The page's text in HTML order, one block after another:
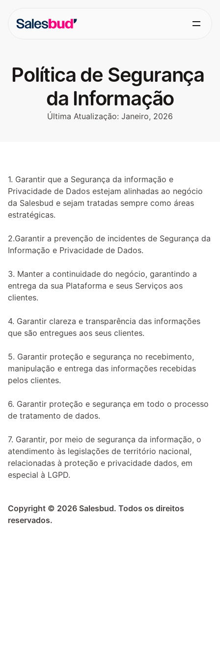
Política de Segurança
da Informação
Última Atualização: Janeiro, 2026
1. Garantir que a Segurança da informação e
Privacidade de Dados estejam alinhadas ao negócio
da Salesbud e sejam tratadas sempre como áreas
estratégicas.
2.Garantir a prevenção de incidentes de Segurança da
Informação e Privacidade de Dados.
3. Manter a continuidade do negócio, garantindo a
entrega da sua Plataforma e seus Serviços aos
clientes.
4. Garantir clareza e transparência das informações
que são entregues aos seus clientes.
5. Garantir proteção e segurança no recebimento,
manipulação e entrega das informações recebidas
pelos clientes.
6. Garantir proteção e segurança em todo o processo
de tratamento de dados.
7. Garantir, por meio de segurança da informação, o
atendimento às legislações de território nacional,
relacionadas à proteção e privacidade dados, em
especial à LGPD.
Copyright © 2026 Salesbud. Todos os direitos
reservados.